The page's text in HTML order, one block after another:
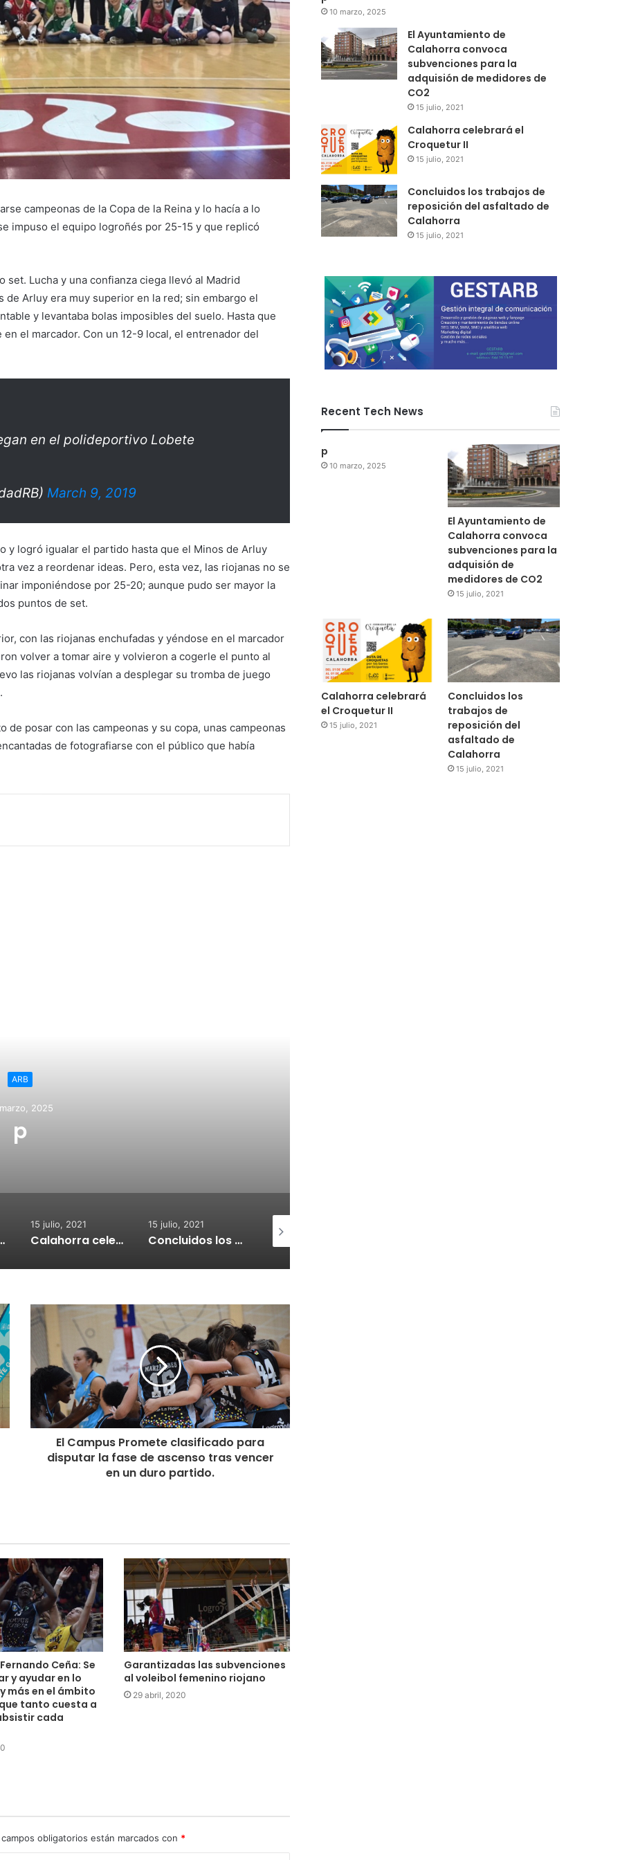
campeonas de la Copa de la Reina y lo hacía a lo
impuso el equipo logroñés por 25-15 y que replicó
Lucha y una confianza ciega llevó al Madrid
de Arluy era muy superior en la red; sin embargo el
y levantaba bolas imposibles del suelo. Hasta que
el marcador. Con un 12-9 local, el entrenador del
en el polideportivo Lobete
March 9, 2019
y logró igualar el partido hasta que el Minos de Arluy
vez a reordenar ideas. Pero, esta vez, las riojanas no se
imponiéndose por 25-20; aunque pudo ser mayor la
puntos de set.
con las riojanas enchufadas y yéndose en el marcador
volver a tomar aire y volvieron a cogerle el punto al
las riojanas volvían a desplegar su tromba de juego
posar con las campeonas y su copa, unas campeonas
de fotografiarse con el público que había
15 julio, 2021
Calahorra celebrará el Croquetur II
15 julio, 2021
Concluidos los trabajos de reposición del asfaltado de Calahorra
El Campus Promete clasificado para
disputar la fase de ascenso tras vencer
en un duro partido.
Fernando Ceña: Se
y ayudar en lo
más en el ámbito
tanto cuesta a
cada
Garantizadas las subvenciones
al voleibol femenino riojano
29 abril, 2020
campos obligatorios están marcados con *
10 marzo, 2025
El Ayuntamiento de
Calahorra convoca
subvenciones para la
adquisión de medidores de
CO2
15 julio, 2021
Calahorra celebrará el
Croquetur II
15 julio, 2021
Concluidos los trabajos de
reposición del asfaltado de
Calahorra
15 julio, 2021
Recent Tech News
p
10 marzo, 2025
El Ayuntamiento de
Calahorra convoca
subvenciones para la
adquisión de
medidores de CO2
15 julio, 2021
Calahorra celebrará
el Croquetur II
15 julio, 2021
Concluidos los
trabajos de
reposición del
asfaltado de
Calahorra
15 julio, 2021